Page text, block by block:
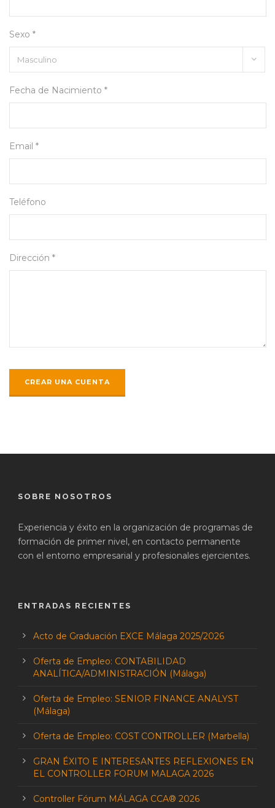
Sexo *
Fecha de Nacimiento *
Email *
Teléfono
Dirección *
SOBRE NOSOTROS
Experiencia y éxito en la organización de programas de
formación de primer nivel, en contacto permanente
con el entorno empresarial y profesionales ejercientes.
ENTRADAS RECIENTES
Acto de Graduación EXCE Málaga 2025/2026
Oferta de Empleo: CONTABILIDAD
ANALÍTICA/ADMINISTRACIÓN (Málaga)
Oferta de Empleo: SENIOR FINANCE ANALYST
(Málaga)
Oferta de Empleo: COST CONTROLLER (Marbella)
GRAN ÉXITO E INTERESANTES REFLEXIONES EN
EL CONTROLLER FORUM MALAGA 2026
Controller Fórum MÁLAGA CCA® 2026